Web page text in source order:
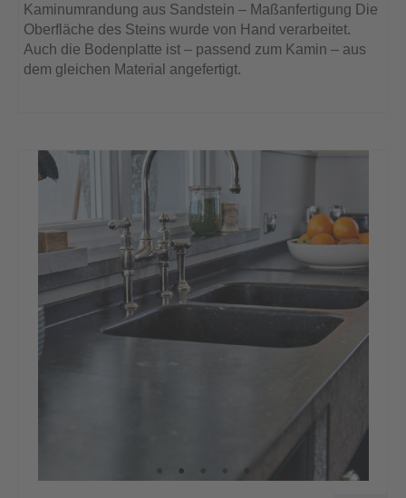
Kaminumrandung aus Sandstein – Maßanfertigung Die
Oberfläche des Steins wurde von Hand verarbeitet.
Auch die Bodenplatte ist – passend zum Kamin – aus
dem gleichen Material angefertigt.